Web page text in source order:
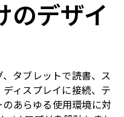
のデザイ
タブレットで読書、ス
ィスプレイに接続、テ
あらゆる使用環境に対